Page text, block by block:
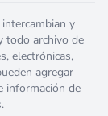
y
todo archivo de
electrónicas,
agregar
información de